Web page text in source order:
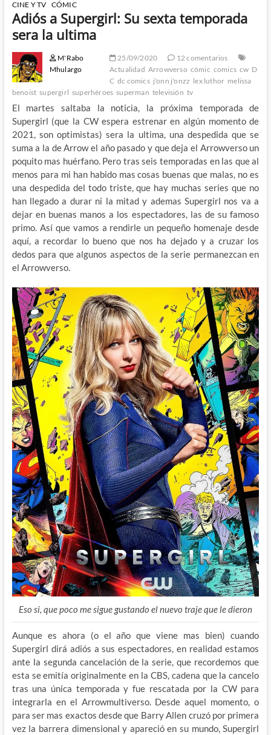
CINE Y TV CÓMIC
Adiós a Supergirl: Su sexta temporada
sera la ultima
M'Rabo
Mhulargo
25/09/2020
12 comentarios
Actualidad Arrowverso cómic comics cw D
C dc comics j'onn j'onzz lex luthor melissa
benoist supergirl superhéroes superman televisión tv
El martes saltaba la noticia, la próxima temporada de
Supergirl (que la CW espera estrenar en algún momento de
2021, son optimistas) sera la ultima, una despedida que se
suma a la de Arrow el año pasado y que deja el Arrowverso un
poquito mas huérfano. Pero tras seis temporadas en las que al
menos para mi han habido mas cosas buenas que malas, no es
una despedida del todo triste, que hay muchas series que no
han llegado a durar ni la mitad y ademas Supergirl nos va a
dejar en buenas manos a los espectadores, las de su famoso
primo. Así que vamos a rendirle un pequeño homenaje desde
aquí, a recordar lo bueno que nos ha dejado y a cruzar los
dedos para que algunos aspectos de la serie permanezcan en
el Arrowverso.
Eso si, que poco me sigue gustando el nuevo traje que le dieron
Aunque es ahora (o el año que viene mas bien) cuando
Supergirl dirá adiós a sus espectadores, en realidad estamos
ante la segunda cancelación de la serie, que recordemos que
esta se emitía originalmente en la CBS, cadena que la cancelo
tras una única temporada y fue rescatada por la CW para
integrarla en el Arrowmultiverso. Desde aquel momento, o
para ser mas exactos desde que Barry Allen cruzó por primera
vez la barrera dimensional y apareció en su mundo, Supergirl